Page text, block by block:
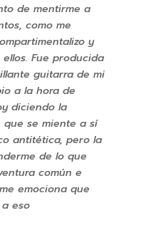
de mentirme a
como me
y
Fue producida
guitarra de mi
a la hora de
diciendo la
que se miente a sí
antitética, pero la
de lo que
común e
emociona que
eso